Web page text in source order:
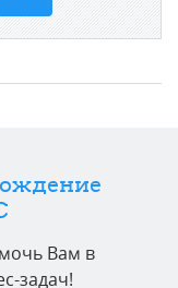
Вам в
задач!